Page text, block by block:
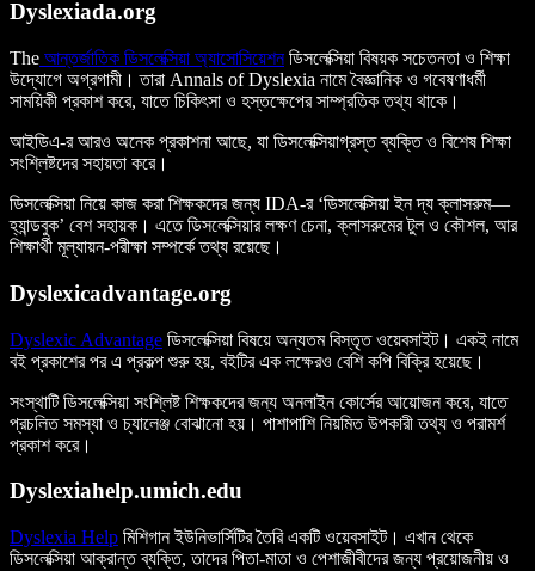
Dyslexiada.org
The আন্তর্জাতিক ডিসলেক্সিয়া অ্যাসোসিয়েশনডিসলেক্সিয়া বিষয়ক সচেতনতা ও শিক্ষা
উদ্যোগে অগ্রগামী। তারা Annals of Dyslexia নামে বৈজ্ঞানিক ও গবেষণাধর্মী
সাময়িকী প্রকাশ করে, যাতে চিকিৎসা ও হস্তক্ষেপের সাম্প্রতিক তথ্য থাকে।
আইডিএ-র আরও অনেক প্রকাশনা আছে, যা ডিসলেক্সিয়াগ্রস্ত ব্যক্তি ও বিশেষ শিক্ষা
সংশ্লিষ্টদের সহায়তা করে।
ডিসলেক্সিয়া নিয়ে কাজ করা শিক্ষকদের জন্য IDA-র ‘ডিসলেক্সিয়া ইন দ্য ক্লাসরুম—
হ্যান্ডবুক’ বেশ সহায়ক। এতে ডিসলেক্সিয়ার লক্ষণ চেনা, ক্লাসরুমের টুল ও কৌশল, আর
শিক্ষার্থী মূল্যায়ন-পরীক্ষা সম্পর্কে তথ্য রয়েছে।
Dyslexicadvantage.org
Dyslexic Advantage ডিসলেক্সিয়া বিষয়ে অন্যতম বিস্তৃত ওয়েবসাইট। একই নামে
বই প্রকাশের পর এ প্রকল্প শুরু হয়, বইটির এক লক্ষেরও বেশি কপি বিক্রি হয়েছে।
সংস্থাটি ডিসলেক্সিয়া সংশ্লিষ্ট শিক্ষকদের জন্য অনলাইন কোর্সের আয়োজন করে, যাতে
প্রচলিত সমস্যা ও চ্যালেঞ্জ বোঝানো হয়। পাশাপাশি নিয়মিত উপকারী তথ্য ও পরামর্শ
প্রকাশ করে।
Dyslexiahelp.umich.edu
Dyslexia Help মিশিগান ইউনিভার্সিটির তৈরি একটি ওয়েবসাইট। এখান থেকে
ডিসলেক্সিয়া আক্রান্ত ব্যক্তি, তাদের পিতা-মাতা ও পেশাজীবীদের জন্য প্রয়োজনীয় ও